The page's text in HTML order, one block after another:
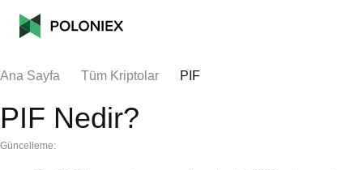
Ana Sayfa Tüm Kriptolar PIF
PIF Nedir?
Güncelleme: